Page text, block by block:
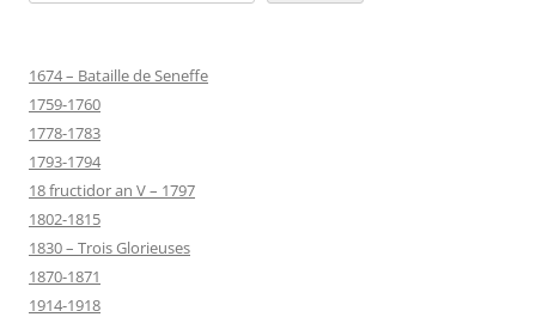
1674 – Bataille de Seneffe
1759-1760
1778-1783
1793-1794
18 fructidor an V – 1797
1802-1815
1830 – Trois Glorieuses
1870-1871
1914-1918